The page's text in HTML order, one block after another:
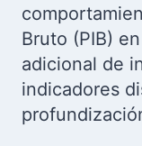
Bruto (PIB)
adicional de
indicadores